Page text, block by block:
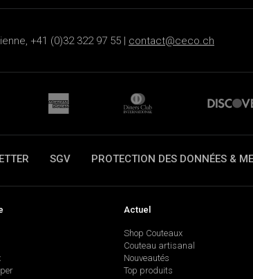
+41 (0)32 322 97 55 | contact@ceco.ch
SGV PROTECTION DES DONNÉES &
Actuel
Shop Couteaux
Couteau artisanal
Nouveautés
Top produits